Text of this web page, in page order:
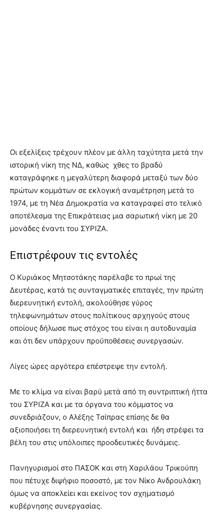
Oι εξελίξεις τρέχουν πλέον με άλλη ταχύτητα μετά την
ιστορική νίκη της ΝΔ, καθώς χθες το βραδύ
καταγράφηκε η μεγαλύτερη διαφορά μεταξύ των δύο
πρώτων κομμάτων σε εκλογική αναμέτρηση μετά το
1974, με τη Νέα Δημοκρατία να καταγραφεί στο τελικό
αποτέλεσμα της Επικράτειας μια σαρωτική νίκη με 20
μονάδες έναντι του ΣΥΡΙΖΑ.
Επιστρέφουν τις εντολές
Ο Κυριάκος Μητσοτάκης παρέλαβε το πρωί της
Δευτέρας, κατά τις συνταγματικές επιταγές, την πρώτη
διερευνητική εντολή, ακολούθησε γύρος
τηλεφωνημάτων στους πολίτικους αρχηγούς στους
οποίους δήλωσε πως στόχος του είναι η αυτοδυναμία
και ότι δεν υπάρχουν προϋποθέσεις συνεργασών.
Λίγες ώρες αργότερα επέστρεψε την εντολή.
Με το κλίμα να είναι βαρύ μετά από τη συντριπτική ήττα
του ΣΥΡΙΖΑ και με τα όργανα του κόμματος να
συνεδριάζουν, ο Αλέξης Τσίπρας επίσης δε θα
αξιοποιήσει τη διερευνητική εντολή και ήδη στρέφει τα
βέλη του στις υπόλοιπες προοδευτικές δυνάμεις.
Πανηγυρισμοί στο ΠΑΣΟΚ και στη Χαριλάου Τρικούπη
που πέτυχε διψήφιο ποσοστό, με τον Νίκο Ανδρουλάκη
όμως να αποκλείει και εκείνος τον σχηματισμό
κυβέρνησης συνεργασίας.